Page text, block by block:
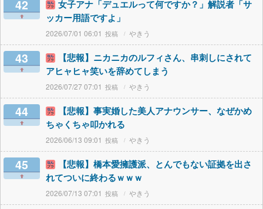
42
女子アナ「デュエルって何ですか？」解説者「サ
ッカー用語ですよ」
2026/07/01 06:01 やきう
43
【悲報】ニカニカのルフィさん、串刺しにされて
アヒャヒャ笑いを辞めてしまう
2026/07/27 07:01 やきう
44
【悲報】事実婚した美人アナウンサー、なぜかめ
ちゃくちゃ叩かれる
2026/06/13 09:01 やきう
45
【悲報】橋本愛擁護派、とんでもない証拠を出さ
れてついに終わるｗｗｗ
2026/07/13 07:01 やきう